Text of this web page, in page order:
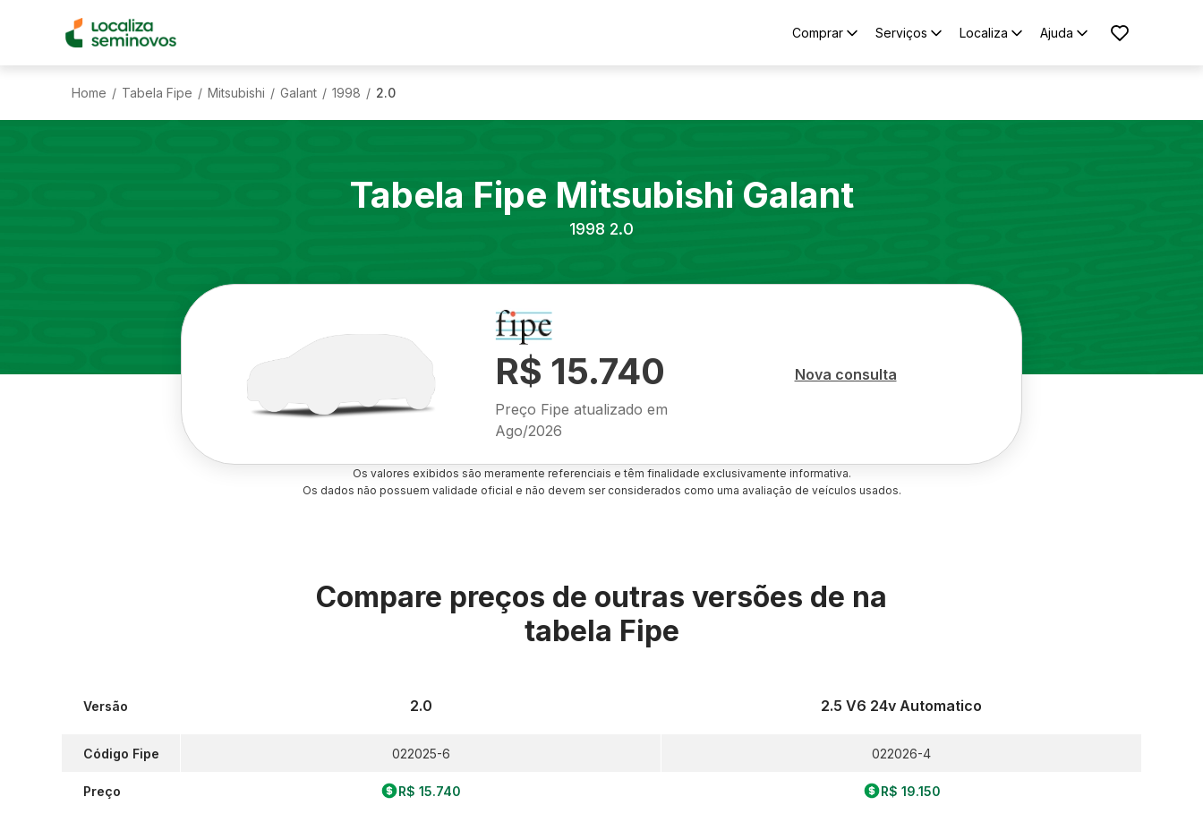
Comprar Serviços Localiza Ajuda
Home / Tabela Fipe / Mitsubishi / Galant / 1998 / 2.0
Tabela Fipe Mitsubishi Galant
1998 2.0
R$ 15.740
Preço Fipe atualizado em
Ago/2026
Nova consulta
Os valores exibidos são meramente referenciais e têm finalidade exclusivamente informativa.
Os dados não possuem validade oficial e não devem ser considerados como uma avaliação de veículos usados.
Compare preços de outras versões de na
tabela Fipe
Versão
Código Fipe
Preço
2.0
022025-6
R$ 15.740
2.5 V6 24v Automatico
022026-4
R$ 19.150